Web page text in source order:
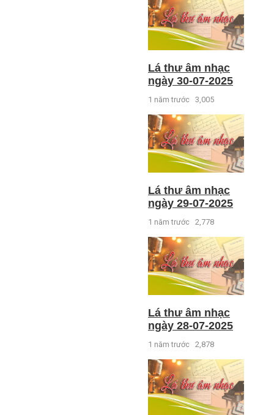
Lá thư âm nhạc
ngày 30-07-2025
1 năm trước 3,005
Lá thư âm nhạc
ngày 29-07-2025
1 năm trước 2,778
Lá thư âm nhạc
ngày 28-07-2025
1 năm trước 2,878